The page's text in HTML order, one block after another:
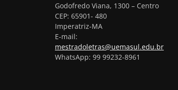
Godofredo Viana, 1300 – Centro
CEP: 65901- 480
Imperatriz-MA
E-mail:
mestradoletras@uemasul.edu.br
WhatsApp: 99 99232-8961